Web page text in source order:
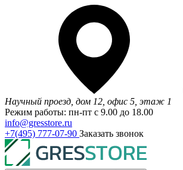
Научный проезд, дом 12, офис 5, этаж 1
Режим работы: пн-пт с 9.00 до 18.00
info@gresstore.ru
+7(495) 777-07-90 Заказать звонок